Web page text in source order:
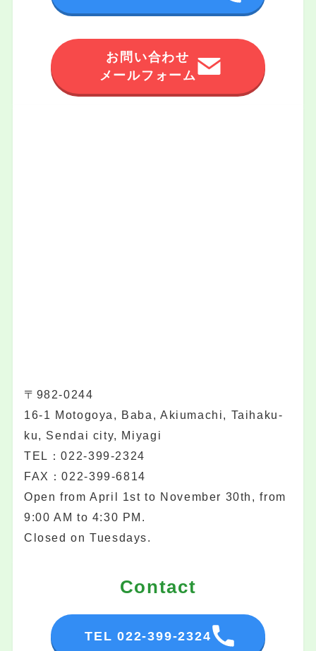
お問い合わせ
メールフォーム
〒982-0244
16-1 Motogoya, Baba, Akiumachi, Taihaku-
ku, Sendai city, Miyagi
TEL：022-399-2324
FAX：022-399-6814
Open from April 1st to November 30th, from
9:00 AM to 4:30 PM.
Closed on Tuesdays.
Contact
TEL 022-399-2324